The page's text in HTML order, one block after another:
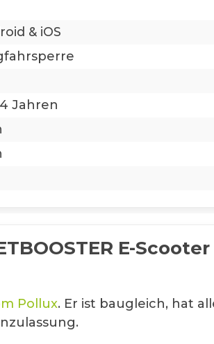
& iOS
Jahren
E-
Pollux. Er ist baugleich, hat